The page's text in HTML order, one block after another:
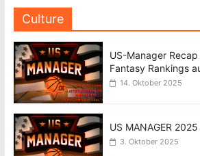
Culture
US-Manager
Fantasy Rankings
14. Oktober 2025
US MANAGER
3. Oktober 2025